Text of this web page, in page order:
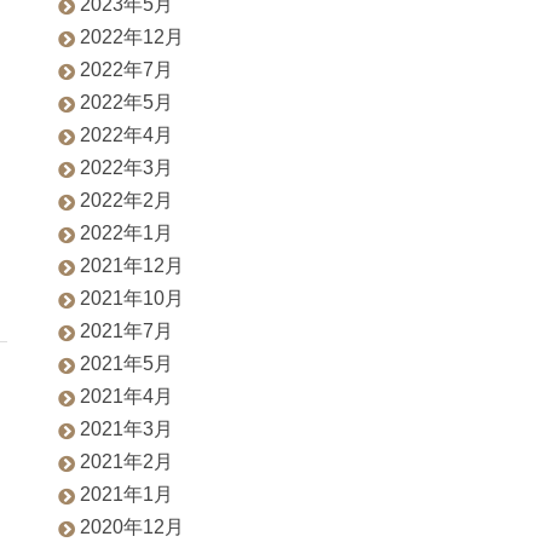
2023年5月
2022年12月
2022年7月
2022年5月
2022年4月
2022年3月
2022年2月
2022年1月
2021年12月
2021年10月
2021年7月
2021年5月
2021年4月
2021年3月
2021年2月
2021年1月
2020年12月